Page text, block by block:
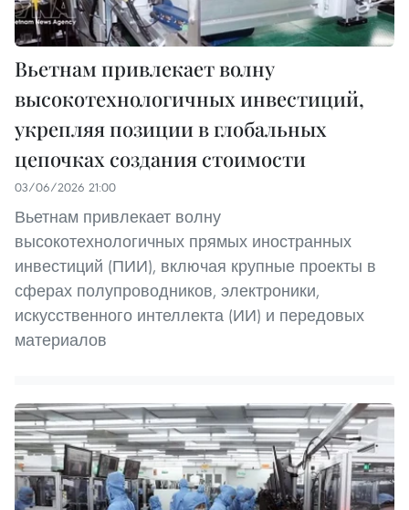
Вьетнам привлекает волну
высокотехнологичных инвестиций,
укрепляя позиции в глобальных
цепочках создания стоимости
03/06/2026 21:00
Вьетнам привлекает волну
высокотехнологичных прямых иностранных
инвестиций (ПИИ), включая крупные проекты в
сферах полупроводников, электроники,
искусственного интеллекта (ИИ) и передовых
материалов